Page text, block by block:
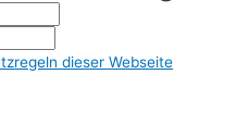
dieser Webseite